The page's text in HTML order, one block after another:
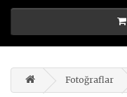
Fotoğraflar